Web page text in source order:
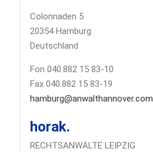
Colonnaden 5
20354 Hamburg
Deutschland
Fon 040.882 15 83-10
Fax 040.882 15 83-19
hamburg@anwalthannover.com
horak.
RECHTSANWÄLTE LEIPZIG